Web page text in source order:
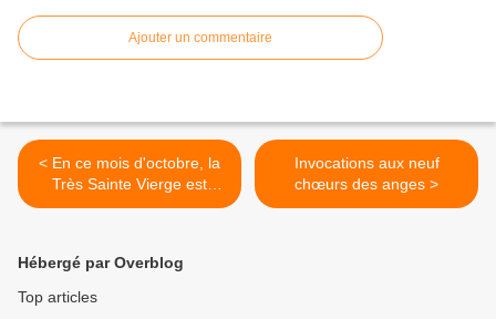
Ajouter un commentaire
< En ce mois d'octobre, la
Très Sainte Vierge est
venue nous apporter l'arme
Sacrifice de la Messe : le
Invocations aux neuf
chœurs des anges >
Hébergé par Overblog
Top articles